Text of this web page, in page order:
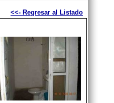
<<- Regresar al Listado